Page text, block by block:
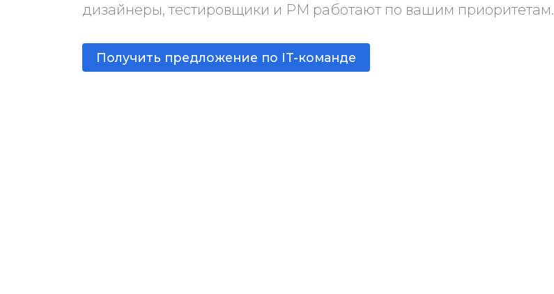
дизайнеры, тестировщики и PM работают по вашим приоритетам.
Получить предложение по IT-команде